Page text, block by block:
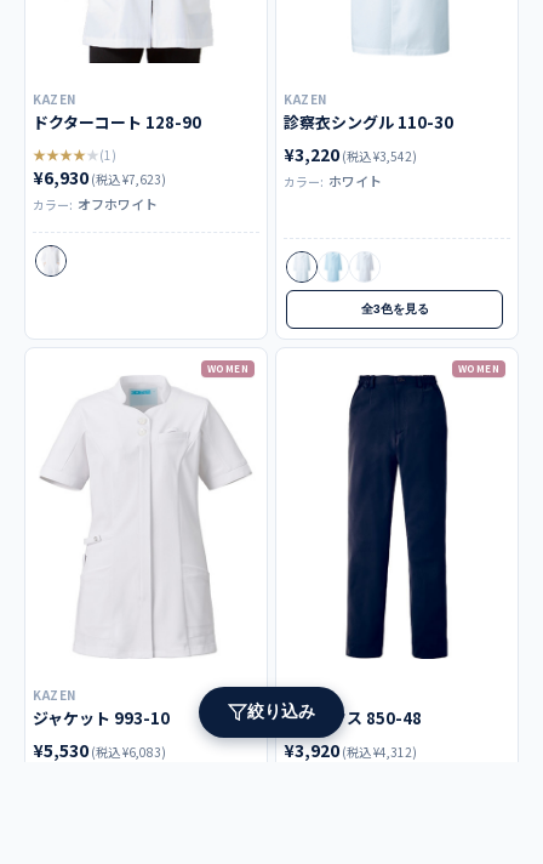
KAZEN
ドクターコート 128-90
★★★★★ (1)
¥6,930 (税込 ¥7,623)
カラー: オフホワイト
KAZEN
診察衣シングル 110-30
¥3,220 (税込 ¥3,542)
カラー: ホワイト
全3色を見る
WOMEN
KAZEN
ジャケット 993-10
¥5,530 (税込 ¥6,083)
WOMEN
スラックス 850-48
¥3,920 (税込 ¥4,312)
絞り込み